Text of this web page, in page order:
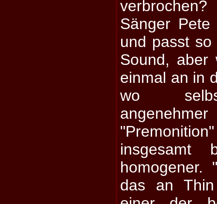
Sänger
und passt
Sound, aber
einmal an in
wo
insgesamt
homogener.
das an